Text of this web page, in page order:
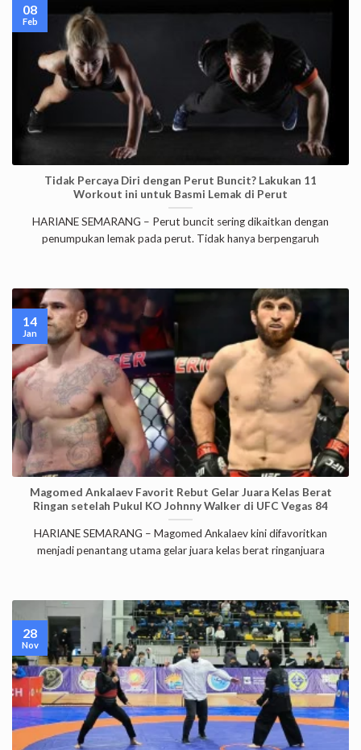
Tidak Percaya Diri dengan Perut Buncit? Lakukan 11
Workout ini untuk Basmi Lemak di Perut
HARIANE SEMARANG – Perut buncit sering dikaitkan dengan
penumpukan lemak pada perut. Tidak hanya berpengaruh
08
Feb
Magomed Ankalaev Favorit Rebut Gelar Juara Kelas Berat
Ringan setelah Pukul KO Johnny Walker di UFC Vegas 84
HARIANE SEMARANG – Magomed Ankalaev kini difavoritkan
menjadi penantang utama gelar juara kelas berat ringanjuara
14
Jan
28
Nov